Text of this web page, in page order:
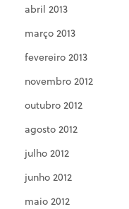
abril 2013
março 2013
fevereiro 2013
novembro 2012
outubro 2012
agosto 2012
julho 2012
junho 2012
maio 2012